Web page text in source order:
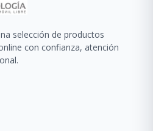
selección de productos
con confianza, atención